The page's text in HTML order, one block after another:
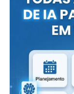
→Elipse
Eufemismo
Hipérbole
Metonímia
→Onomatopeia